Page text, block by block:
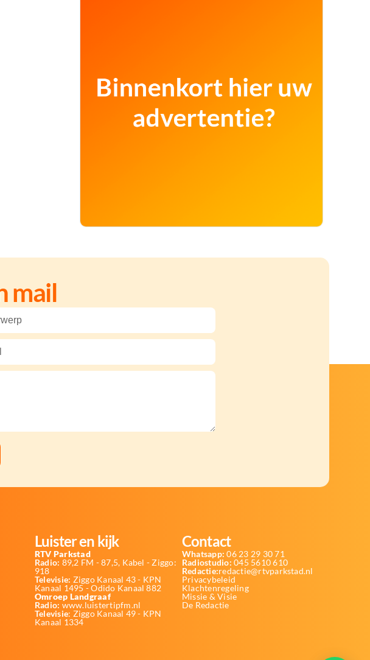
mail
Luister en kijk
RTV Parkstad
Radio: 89,2 FM - 87,5, Kabel - Ziggo:
918
Televisie: Ziggo Kanaal 43 - KPN
Kanaal 1495 - Odido Kanaal 882
Omroep Landgraaf
Radio: www.luistertipfm.nl
Televisie: Ziggo Kanaal 49 - KPN
Kanaal 1334
Contact
Whatsapp: 06 23 29 30 71
Radiostudio: 045 5610 610
Redactie:redactie@rtvparkstad.nl
Privacybeleid
Klachtenregeling
Missie & Visie
De Redactie